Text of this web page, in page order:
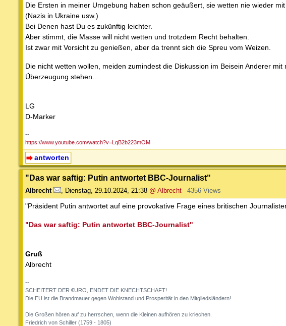
Die Ersten in meiner Umgebung haben schon geäußert, sie wetten nie wieder mit
(Nazis in Ukraine usw.)
Bei Denen hast Du es zukünftig leichter.
Aber stimmt, die Masse will nicht wetten und trotzdem Recht behalten.
Ist zwar mit Vorsicht zu genießen, aber da trennt sich die Spreu vom Weizen.
Die nicht wetten wollen, meiden zumindest die Diskussion im Beisein Anderer
Überzeugung stehen…
LG
D-Marker
--
https://www.youtube.com/watch?v=LqB2b223mOM
antworten
"Das war saftig: Putin antwortet BBC-Journalist"
Albrecht Dienstag, 29.10.2024, 21:38 @ Albrecht 4356 Views
"Präsident Putin antwortet auf eine provokative Frage eines britischen
"Das war saftig: Putin antwortet BBC-Journalist"
Gruß
Albrecht
--
SCHEITERT DER €URO, ENDET DIE KNECHTSCHAFT!
Die EU ist die Brandmauer gegen Wohlstand und Prosperität in den Mitgliedsländern!
Die Großen hören auf zu herrschen, wenn die Kleinen aufhören zu kriechen.
Friedrich von Schiller (1759 - 1805)